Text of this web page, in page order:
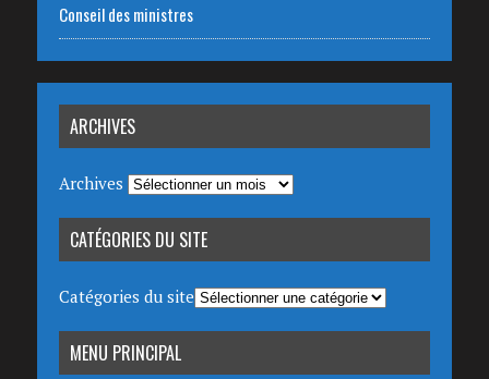
Conseil des ministres
ARCHIVES
Archives
CATÉGORIES DU SITE
Catégories du site
MENU PRINCIPAL